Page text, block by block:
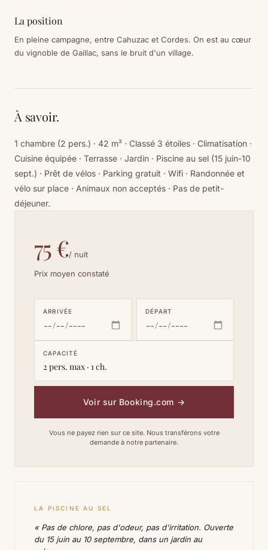
La position
En pleine campagne, entre Cahuzac et Cordes. On est au cœur
du vignoble de Gaillac, sans le bruit d'un village.
À savoir.
1 chambre (2 pers.) · 42 m² · Classé 3 étoiles · Climatisation ·
Cuisine équipée · Terrasse · Jardin · Piscine au sel (15 juin-10
sept.) · Prêt de vélos · Parking gratuit · Wifi · Randonnée et
vélo sur place · Animaux non acceptés · Pas de petit-
déjeuner.
75 €/ nuit
Prix moyen constaté
ARRIVÉE DÉPART
CAPACITÉ
2 pers. max · 1 ch.
Voir sur Booking.com →
Vous ne payez rien sur ce site. Nous transférons votre
demande à notre partenaire.
LA PISCINE AU SEL
« Pas de chlore, pas d'odeur, pas d'irritation. Ouverte
du 15 juin au 10 septembre, dans un jardin au